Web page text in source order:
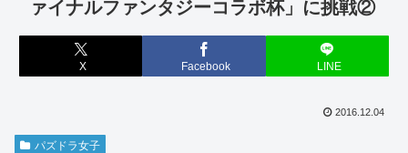
ァイナルファンタジーコラボ杯」に挑戦②
X Facebook LINE
2016.12.04
パズドラ女子